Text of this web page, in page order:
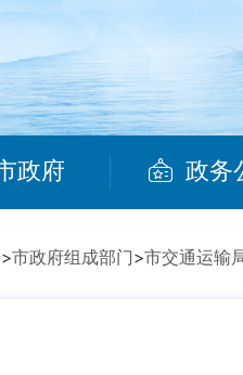
政府 政务
>市政府组成部门>市交通运输